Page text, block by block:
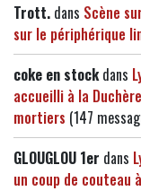
Trott. dans Scène
sur le périphérique
coke en stockdans
accueilli à la
mortiers (147
GLOUGLOU 1er dans
un coup de couteau